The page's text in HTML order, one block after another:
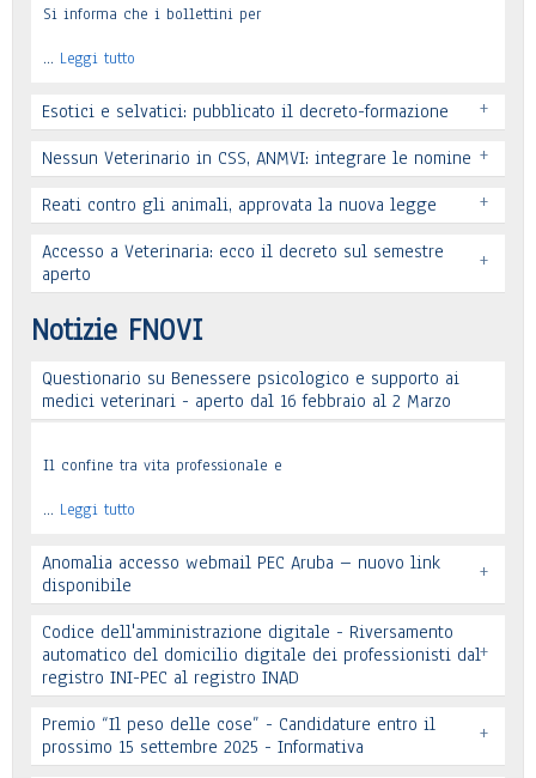
Si informa che i bollettini per
… Leggi tutto
Esotici e selvatici: pubblicato il decreto-formazione +
Leggi tutto
Nessun Veterinario in CSS, ANMVI: integrare le nomine +
Leggi tutto
Reati contro gli animali, approvata la nuova legge +
Leggi tutto
Accesso a Veterinaria: ecco il decreto sul semestre
aperto
+
Leggi tutto
Notizie FNOVI
Questionario su Benessere psicologico e supporto ai
medici veterinari - aperto dal 16 febbraio al 2 Marzo
Il confine tra vita professionale e
… Leggi tutto
Anomalia accesso webmail PEC Aruba – nuovo link
disponibile
+
Leggi tutto
Codice dell'amministrazione digitale - Riversamento
automatico del domicilio digitale dei professionisti dal
registro INI-PEC al registro INAD
+
Premio “Il peso delle cose” - Candidature entro il
prossimo 15 settembre 2025 - Informativa
+